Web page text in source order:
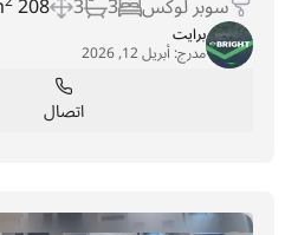
برايت
مدرج:أبريل 12, 2026
اتصال